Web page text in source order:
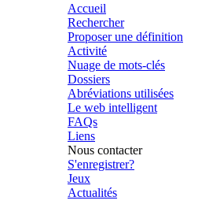
Accueil
Rechercher
Proposer une définition
Activité
Nuage de mots-clés
Dossiers
Abréviations utilisées
Le web intelligent
FAQs
Liens
Nous contacter
S'enregistrer?
Jeux
Actualités